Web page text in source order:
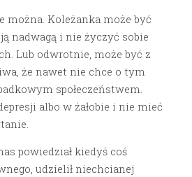
można. Koleżanka może być
nadwagą i nie życzyć sobie
Lub odwrotnie, może być z
że nawet nie chce o tym
społeczeństwem.
albo w żałobie i nie mieć
powiedział kiedyś coś
udzielił niechcianej